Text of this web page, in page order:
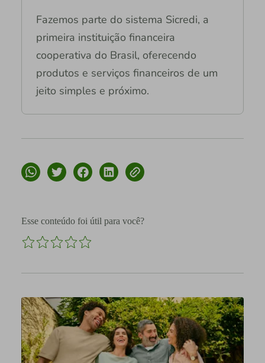
Fazemos parte do sistema Sicredi, a
primeira instituição financeira
cooperativa do Brasil, oferecendo
produtos e serviços financeiros de um
jeito simples e próximo.
Esse conteúdo foi útil para você?